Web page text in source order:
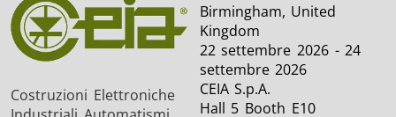
Costruzioni Elettroniche
Birmingham, United
Kingdom
22 settembre 2026 - 24
settembre 2026
CEIA S.p.A.
Hall 5 Booth E10